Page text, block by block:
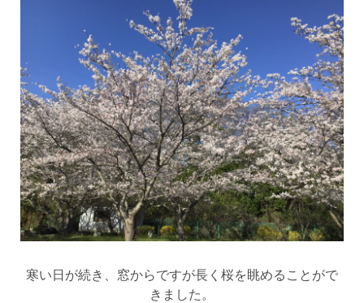
寒い日が続き、窓からですが長く桜を眺めることがで
きました。